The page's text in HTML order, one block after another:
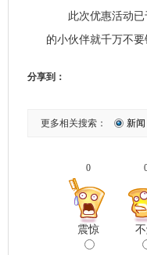
此次优惠活动已于
的小伙伴就千万不要
分享到：
更多相关搜索： 新闻
0
震惊